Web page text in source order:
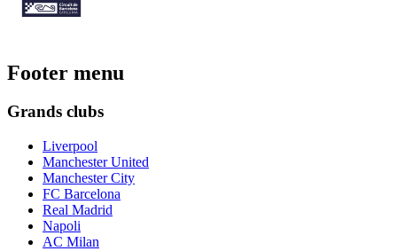
Footer menu
Grands clubs
Liverpool
Manchester United
Manchester City
FC Barcelona
Real Madrid
Napoli
AC Milan